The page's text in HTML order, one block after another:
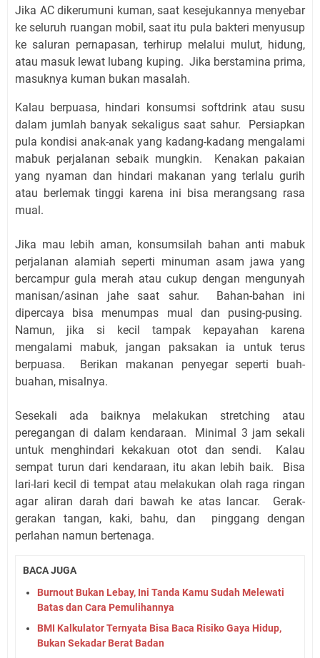
Jika AC dikerumuni kuman, saat kesejukannya menyebar
ke seluruh ruangan mobil, saat itu pula bakteri menyusup
ke saluran pernapasan, terhirup melalui mulut, hidung,
atau masuk lewat lubang kuping. Jika berstamina prima,
masuknya kuman bukan masalah.
Kalau berpuasa, hindari konsumsi softdrink atau susu
dalam jumlah banyak sekaligus saat sahur. Persiapkan
pula kondisi anak-anak yang kadang-kadang mengalami
mabuk perjalanan sebaik mungkin. Kenakan pakaian
yang nyaman dan hindari makanan yang terlalu gurih
atau berlemak tinggi karena ini bisa merangsang rasa
mual.
Jika mau lebih aman, konsumsilah bahan anti mabuk
perjalanan alamiah seperti minuman asam jawa yang
bercampur gula merah atau cukup dengan mengunyah
manisan/asinan jahe saat sahur. Bahan-bahan ini
dipercaya bisa menumpas mual dan pusing-pusing.
Namun, jika si kecil tampak kepayahan karena
mengalami mabuk, jangan paksakan ia untuk terus
berpuasa. Berikan makanan penyegar seperti buah-
buahan, misalnya.
Sesekali ada baiknya melakukan stretching atau
peregangan di dalam kendaraan. Minimal 3 jam sekali
untuk menghindari kekakuan otot dan sendi. Kalau
sempat turun dari kendaraan, itu akan lebih baik. Bisa
lari-lari kecil di tempat atau melakukan olah raga ringan
agar aliran darah dari bawah ke atas lancar. Gerak-
gerakan tangan, kaki, bahu, dan pinggang dengan
perlahan namun bertenaga.
BACA JUGA
Burnout Bukan Lebay, Ini Tanda Kamu Sudah Melewati
Batas dan Cara Pemulihannya
BMI Kalkulator Ternyata Bisa Baca Risiko Gaya Hidup,
Bukan Sekadar Berat Badan